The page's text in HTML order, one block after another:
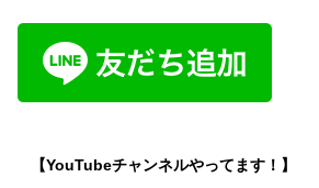
【YouTubeチャンネルやってます！】